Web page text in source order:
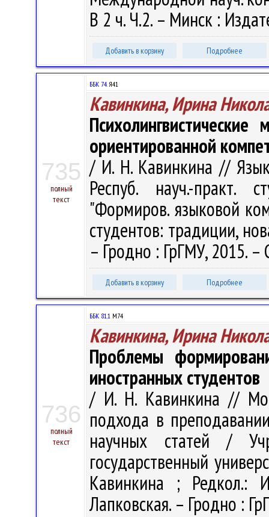
В 2 ч. Ч.2. – Минск :
Добавить в корзину Подробнее
735
полный
текст
ББК 74.Я41
Кавинкина, Ирина
ориентированной
/ И. Н. Кавинкина //
Респуб. науч.-практ.
"Формиров. языковой
студентов: традиции,
– Гродно : ГрГМУ, 2015.
Добавить в корзину Подробнее
736
полный
текст
ББК 81.1 М74
Кавинкина, Ирина
Проблемы
иностранных студентов
/ И. Н. Кавинкина //
подхода в
научных статей /
государственный
Кавинкина ;
Лапковская. – Гродно :